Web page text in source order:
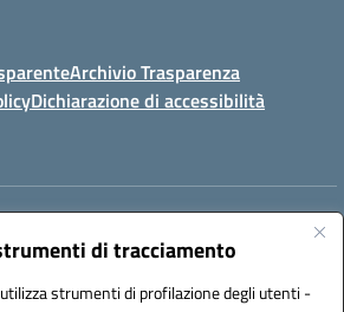
di tracciamento
strumenti di profilazione degli utenti -
Archivio Trasparenza
Dichiarazione di accessibilità
Email:czic869004@istruzione.it